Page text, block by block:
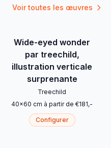
Voir toutes les œuvres
Wide-eyed wonder
par treechild,
illustration verticale
surprenante
Treechild
40x60 cm à partir de €181,-
Configurer